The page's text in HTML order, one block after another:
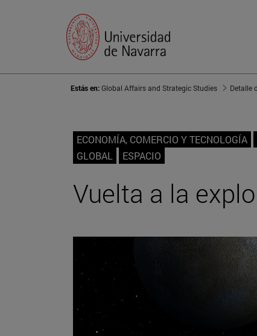
Estás en:Global Affairs and Strategic Studies Detalle
ECONOMÍA, COMERCIO Y TECNOLOGÍA
GLOBAL
ESPACIO
Vuelta a la